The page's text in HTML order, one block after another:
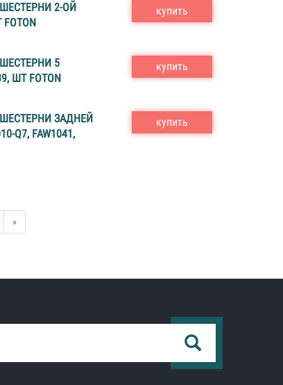
2-ОЙ
купить
5
ШТ FOTON
купить
ЗАДНЕЙ
Q7, FAW1041,
купить
»